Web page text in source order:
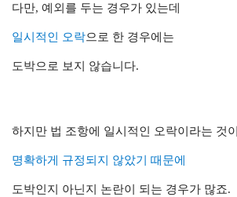
다만, 예외를 두는 경우가 있는데
일시적인 오락으로 한 경우에는
도박으로 보지 않습니다.
하지만 법 조항에 일시적인 오락이라는 것이
명확하게 규정되지 않았기 때문에
도박인지 아닌지 논란이 되는 경우가 많죠.